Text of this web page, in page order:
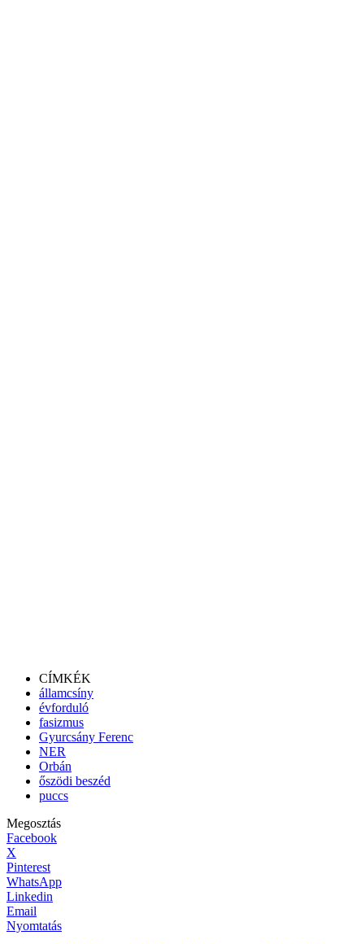
CÍMKÉK
államcsíny
évforduló
fasizmus
Gyurcsány Ferenc
NER
Orbán
őszödi beszéd
puccs
Megosztás
Facebook
X
Pinterest
WhatsApp
Linkedin
Email
Nyomtatás